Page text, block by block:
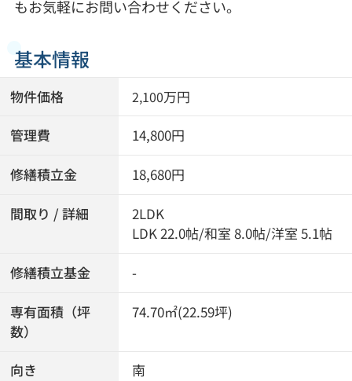
もお気軽にお問い合わせください。
基本情報
物件価格 2,100万円
管理費 14,800円
修繕積立金 18,680円
間取り / 詳細
2LDK
LDK 22.0帖/和室 8.0帖/洋室 5.1帖
修繕積立基金 -
専有面積（坪
数）
74.70㎡(22.59坪)
向き 南